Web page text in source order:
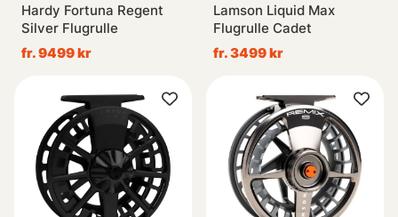
Hardy Fortuna Regent
Silver Flugrulle
fr. 9499 kr
Lamson Liquid Max
Flugrulle Cadet
fr. 3499 kr